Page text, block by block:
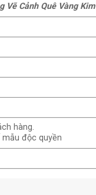
Vẽ Cảnh Quê Vàng Kim
hàng.
độc quyền